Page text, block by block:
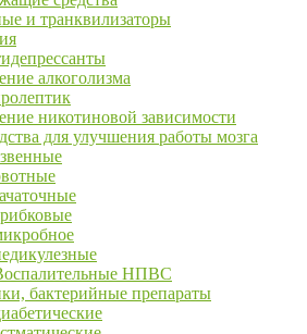
и транквилизаторы
алкоголизма
никотиновой зависимости
для улучшения работы мозга
НПВС
бактерийные препараты